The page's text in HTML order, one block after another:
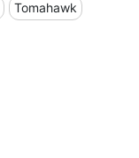
Tomahawk